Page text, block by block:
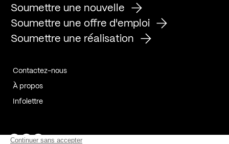
Soumettre une nouvelle
Soumettre une offre d'emploi
Soumettre une réalisation
Contactez-nous
À propos
Infolettre
Page Facebook de Kollectif
Page Instagram de Kollectif
Page Linkedin de Kollectif